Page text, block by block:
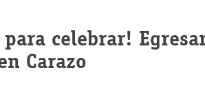
celebrar!
Carazo